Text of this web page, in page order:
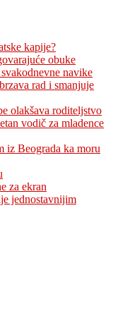
kapije?
obuke
navike
rad i smanjuje
olakšava roditeljstvo
vodič za mladence
iz Beograda ka moru
za ekran
jednostavnijim